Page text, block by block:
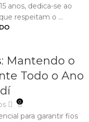
anos, dedica-se ao
respeitam o ...
Mantendo o
Todo o Ano
0
para garantir fios